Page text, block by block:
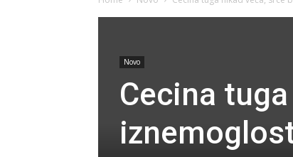
Novo
Cecina